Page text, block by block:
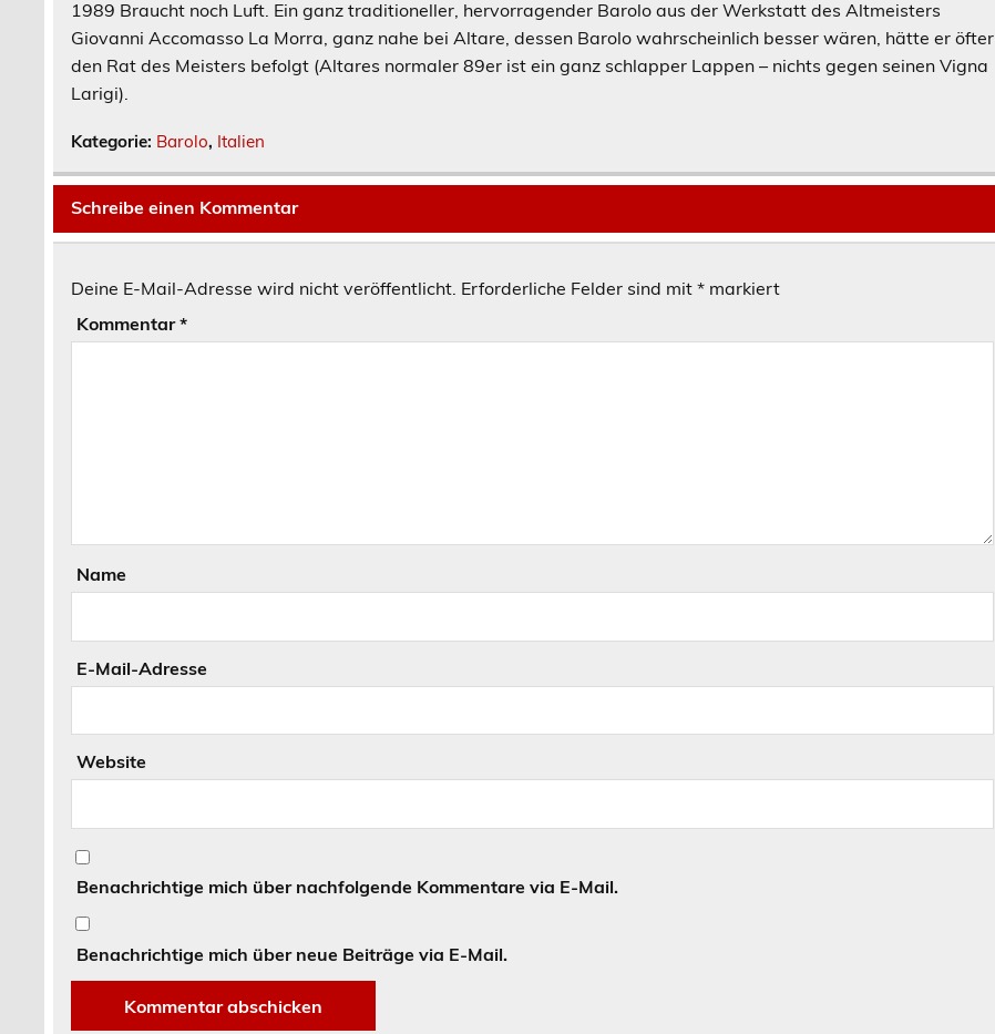
1989 Braucht noch Luft. Ein ganz traditioneller, hervorragender Barolo aus der Werkstatt des Altmeisters
Giovanni Accomasso La Morra, ganz nahe bei Altare, dessen Barolo wahrscheinlich besser wären, hätte er öfter
den Rat des Meisters befolgt (Altares normaler 89er ist ein ganz schlapper Lappen – nichts gegen seinen Vigna
Larigi).
Kategorie: Barolo, Italien
Schreibe einen Kommentar
Deine E-Mail-Adresse wird nicht veröffentlicht. Erforderliche Felder sind mit* markiert
Kommentar*
Name
E-Mail-Adresse
Website
Benachrichtige mich über nachfolgende Kommentare via E-Mail.
Benachrichtige mich über neue Beiträge via E-Mail.